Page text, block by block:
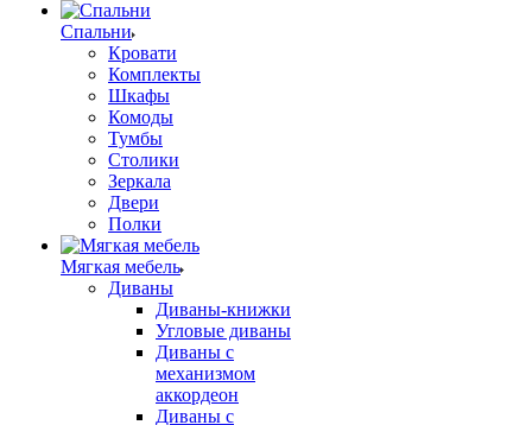
Спальни
Кровати
Комплекты
Шкафы
Комоды
Тумбы
Столики
Зеркала
Двери
Полки
Мягкая мебель
Диваны
Диваны-книжки
Угловые диваны
Диваны с
механизмом
аккордеон
Диваны с